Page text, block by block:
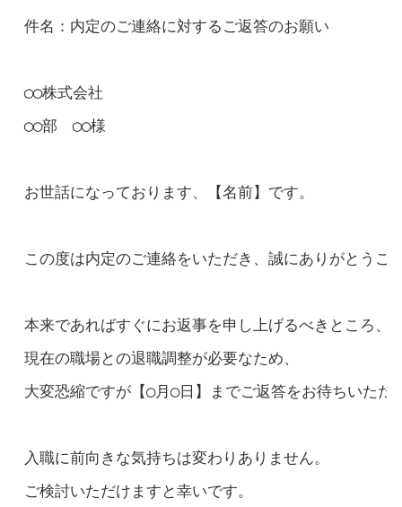
件名：内定のご連絡に対するご返答のお願い
◯◯株式会社
◯◯部　◯◯様
お世話になっております、【名前】です。
この度は内定のご連絡をいただき、誠にありがとうご
本来であればすぐにお返事を申し上げるべきところ、
現在の職場との退職調整が必要なため、
大変恐縮ですが【◯月◯日】までご返答をお待ちいただ
入職に前向きな気持ちは変わりありません。
ご検討いただけますと幸いです。